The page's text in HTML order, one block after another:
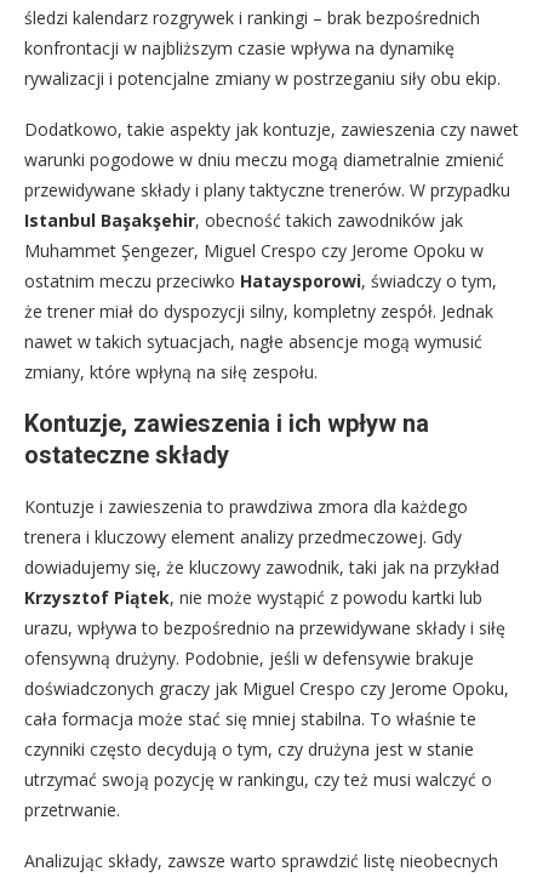
śledzi kalendarz rozgrywek i rankingi – brak bezpośrednich
konfrontacji w najbliższym czasie wpływa na dynamikę
rywalizacji i potencjalne zmiany w postrzeganiu siły obu ekip.
Dodatkowo, takie aspekty jak kontuzje, zawieszenia czy nawet
warunki pogodowe w dniu meczu mogą diametralnie zmienić
przewidywane składy i plany taktyczne trenerów. W przypadku
Istanbul Başakşehir, obecność takich zawodników jak
Muhammet Şengezer, Miguel Crespo czy Jerome Opoku w
ostatnim meczu przeciwko Hataysporowi, świadczy o tym,
że trener miał do dyspozycji silny, kompletny zespół. Jednak
nawet w takich sytuacjach, nagłe absencje mogą wymusić
zmiany, które wpłyną na siłę zespołu.
Kontuzje, zawieszenia i ich wpływ na
ostateczne składy
Kontuzje i zawieszenia to prawdziwa zmora dla każdego
trenera i kluczowy element analizy przedmeczowej. Gdy
dowiadujemy się, że kluczowy zawodnik, taki jak na przykład
Krzysztof Piątek, nie może wystąpić z powodu kartki lub
urazu, wpływa to bezpośrednio na przewidywane składy i siłę
ofensywną drużyny. Podobnie, jeśli w defensywie brakuje
doświadczonych graczy jak Miguel Crespo czy Jerome Opoku,
cała formacja może stać się mniej stabilna. To właśnie te
czynniki często decydują o tym, czy drużyna jest w stanie
utrzymać swoją pozycję w rankingu, czy też musi walczyć o
przetrwanie.
Analizując składy, zawsze warto sprawdzić listę nieobecnych